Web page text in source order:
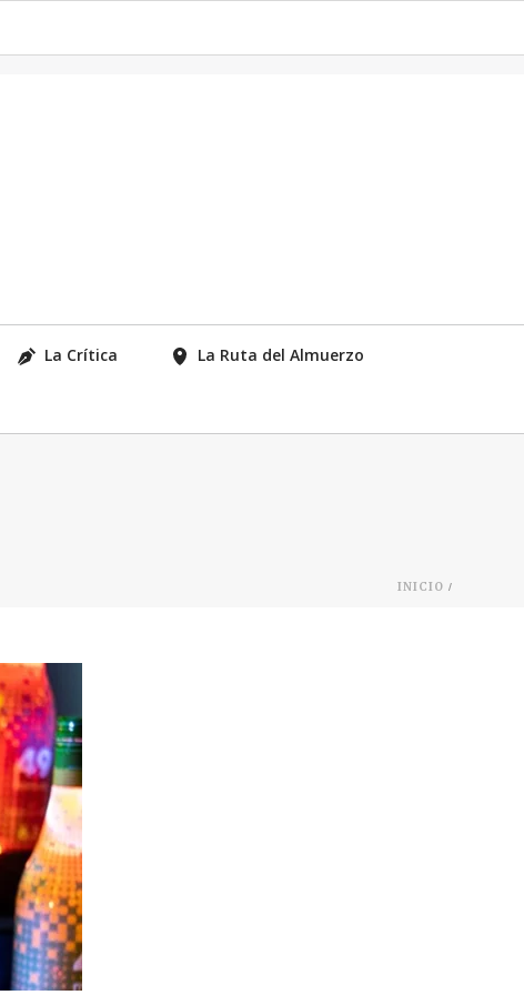
La Crítica La Ruta del Almuerzo
INICIO /